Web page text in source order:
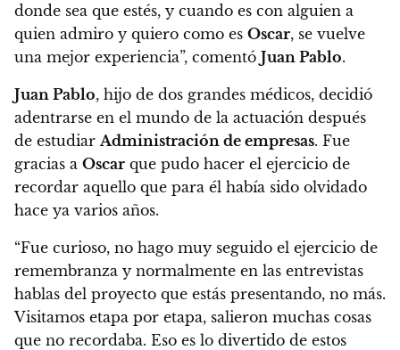
donde sea que estés, y cuando es con alguien a
quien admiro y quiero como es Oscar, se vuelve
una mejor experiencia”, comentó Juan Pablo.
Juan Pablo, hijo de dos grandes médicos, decidió
adentrarse en el mundo de la actuación después
de estudiar Administración de empresas. Fue
gracias a Oscar que pudo hacer el ejercicio de
recordar aquello que para él había sido olvidado
hace ya varios años.
“Fue curioso, no hago muy seguido el ejercicio de
remembranza y normalmente en las entrevistas
hablas del proyecto que estás presentando, no más.
Visitamos etapa por etapa, salieron muchas cosas
que no recordaba. Eso es lo divertido de estos